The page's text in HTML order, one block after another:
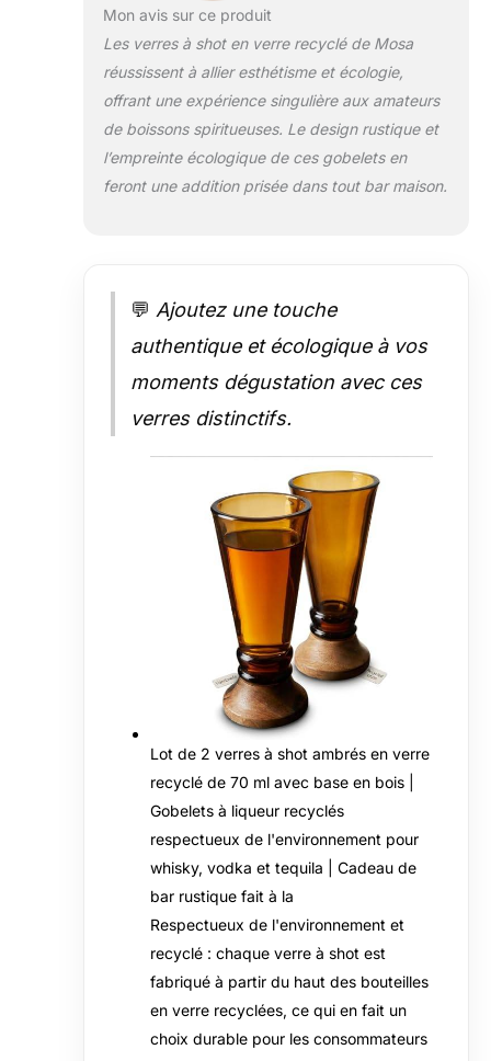
Mon avis sur ce produit
Les verres à shot en verre recyclé de Mosa
réussissent à allier esthétisme et écologie,
offrant une expérience singulière aux amateurs
de boissons spiritueuses. Le design rustique et
l’empreinte écologique de ces gobelets en
feront une addition prisée dans tout bar maison.
💬 Ajoutez une touche
authentique et écologique à vos
moments dégustation avec ces
verres distinctifs.
Lot de 2 verres à shot ambrés en verre
recyclé de 70 ml avec base en bois |
Gobelets à liqueur recyclés
respectueux de l'environnement pour
whisky, vodka et tequila | Cadeau de
bar rustique fait à la
Respectueux de l'environnement et
recyclé : chaque verre à shot est
fabriqué à partir du haut des bouteilles
en verre recyclées, ce qui en fait un
choix durable pour les consommateurs